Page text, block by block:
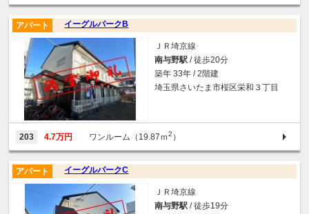
イーグルパークB
アパート
ＪＲ埼京線
南与野駅 / 徒歩20分
築年 33年 / 2階建
埼玉県さいたま市桜区栄和３丁目
203 4.7万円 ワンルーム（19.87ｍ2 ）
イーグルパークC
アパート
ＪＲ埼京線
南与野駅 / 徒歩19分